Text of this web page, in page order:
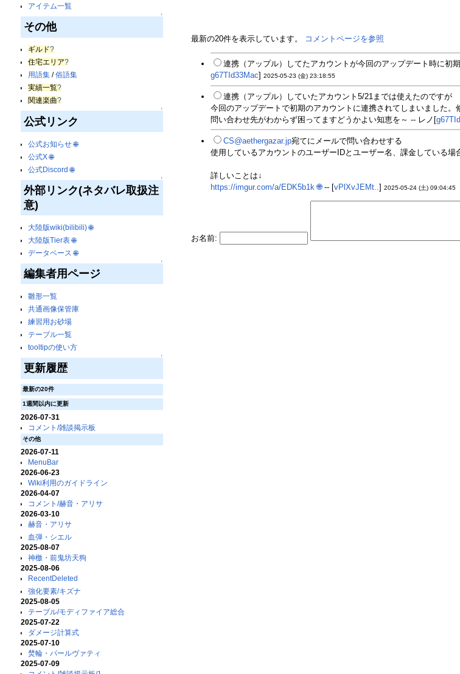
アイテム一覧
↑
その他
ギルド?
住宅エリア?
用語集/俗語集
実績一覧?
関連楽曲?
↑
公式リンク
公式お知らせ🌐
公式X🌐
公式Discord 🌐
↑
外部リンク(ネタバレ取扱注
意)
大陸版wiki(bilibili)🌐
大陸版Tier表🌐
データベース 🌐
↑
編集者用ページ
雛形一覧
共通画像保管庫
練習用お砂場
テーブル一覧
tooltipの使い方
↑
更新履歴
最新の20件
1週間以内に更新
2026-07-31
コメント/雑談掲示板
その他
2026-07-11
MenuBar
2026-06-23
Wiki利用のガイドライン
2026-04-07
コメント/赫音・アリサ
2026-03-10
赫音・アリサ
血弾・シエル
2025-08-07
神檄・前鬼坊天狗
2025-08-06
RecentDeleted
強化要素/キズナ
2025-08-05
テーブル/モディファイア総合
2025-07-22
ダメージ計算式
2025-07-10
焚輪・パールヴァティ
2025-07-09
最新の20件を表示しています。 コメントページを参照
連携（アップル）してたアカウントが今回のアップデート時に初
g67TId33Mac] 2025-05-23 (金) 23:18:55
連携（アップル）していたアカウント5/21までは使えたのですが
今回のアップデートで初期のアカウントに連携されてしまいました。
問い合わせ先がわからず困ってますどうかよい知恵を～ -- レノ[
CS@aethergazar.jp宛てにメールで問い合わせする
使用しているアカウントのユーザーIDとユーザー名、課金している
詳しいことは↓
https://imgur.com/a/EDK5b1k 🌐-- [vPlXvJEMt.. ] 2025-05-24 (土) 09:04:45
お名前: